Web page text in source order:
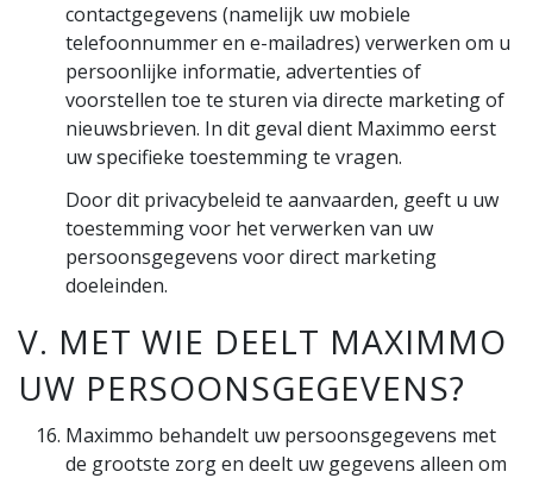
contactgegevens (namelijk uw mobiele
telefoonnummer en e-mailadres) verwerken om u
persoonlijke informatie, advertenties of
voorstellen toe te sturen via directe marketing of
nieuwsbrieven. In dit geval dient Maximmo eerst
uw specifieke toestemming te vragen.
Door dit privacybeleid te aanvaarden, geeft u uw
toestemming voor het verwerken van uw
persoonsgegevens voor direct marketing
doeleinden.
V. MET WIE DEELT MAXIMMO
UW PERSOONSGEGEVENS?
Maximmo behandelt uw persoonsgegevens met
de grootste zorg en deelt uw gegevens alleen om